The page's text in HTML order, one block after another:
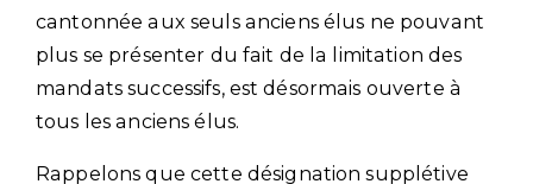
cantonnée aux seuls anciens élus ne pouvant
plus se présenter du fait de la limitation des
mandats successifs, est désormais ouverte à
tous les anciens élus.
Rappelons que cette désignation supplétive